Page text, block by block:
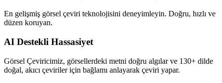
En gelişmiş görsel çeviri teknolojisini deneyimleyin. Doğru, hızlı ve
düzen koruyan.
AI Destekli Hassasiyet
Görsel Çeviricimiz, görsellerdeki metni doğru algılar ve 130+ dilde
doğal, akıcı çeviriler için bağlamı anlayarak çeviri yapar.